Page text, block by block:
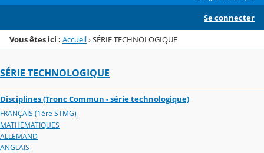
Se connecter
Vous êtes ici : Accueil›SÉRIE TECHNOLOGIQUE
SÉRIE TECHNOLOGIQUE
Disciplines (Tronc Commun - série technologique)
FRANÇAIS (1ère STMG)
MATHÉMATIQUES
ALLEMAND
ANGLAIS